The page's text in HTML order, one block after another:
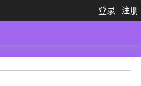
登录 注册
代码